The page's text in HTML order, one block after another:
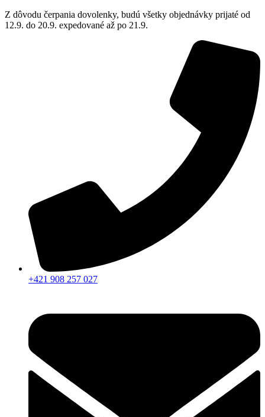
Z dôvodu čerpania dovolenky, budú všetky objednávky prijaté od
12.9. do 20.9. expedované až po 21.9.
+421 908 257 027